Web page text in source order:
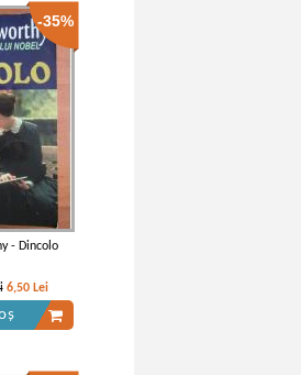
1)
-35%
- Dincolo
6,50 Lei